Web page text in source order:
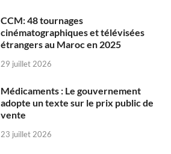
CCM: 48 tournages
cinématographiques et télévisées
étrangers au Maroc en 2025
29 juillet 2026
Médicaments : Le gouvernement
adopte un texte sur le prix public de
vente
23 juillet 2026